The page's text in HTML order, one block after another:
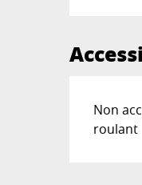
Non
roulant